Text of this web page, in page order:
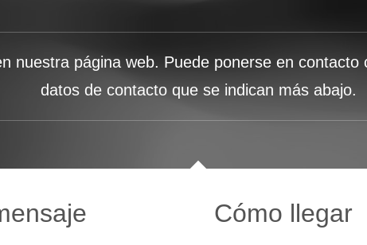
nuestra página web. Puede ponerse en contacto
datos de contacto que se indican más abajo.
Cómo llegar